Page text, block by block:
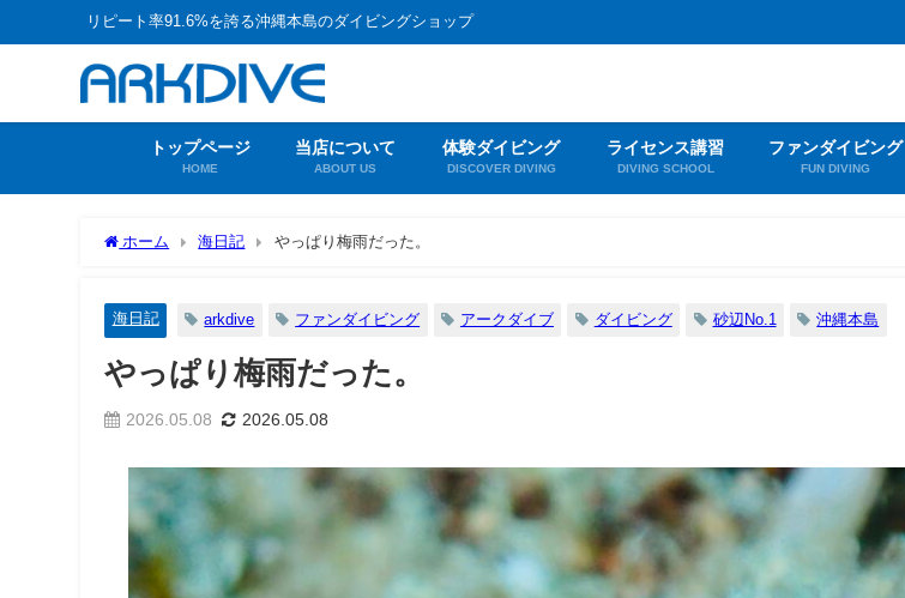
リピート率91.6%を誇る沖縄本島のダイビングショップ
トップページ
HOME
当店について
ABOUT US
体験ダイビング
DISCOVER DIVING
ライセンス講習
DIVING SCHOOL
ファンダイビング
FUN DIVING
ホーム 海日記 やっぱり梅雨だった。
海日記 arkdive ファンダイビング アークダイブ ダイビング 砂辺No.1 沖縄本島
やっぱり梅雨だった。
2026.05.08 2026.05.08